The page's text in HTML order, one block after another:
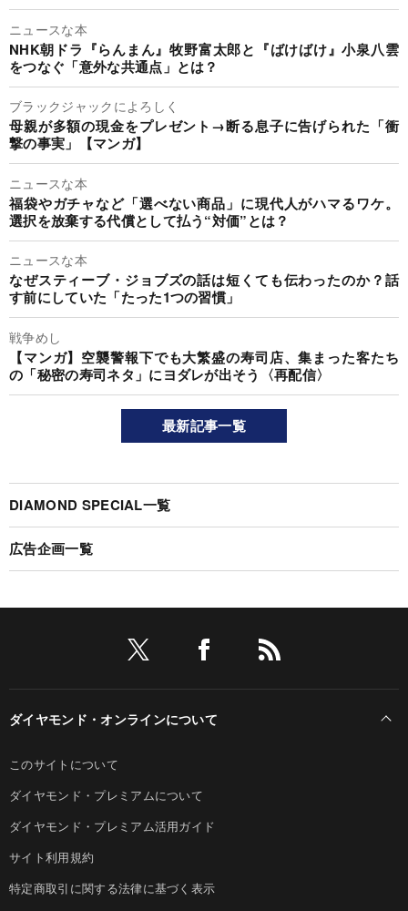
ニュースな本
NHK朝ドラ『らんまん』牧野富太郎と『ばけばけ』小泉八雲
をつなぐ「意外な共通点」とは？
ブラックジャックによろしく
母親が多額の現金をプレゼント→断る息子に告げられた「衝
撃の事実」【マンガ】
ニュースな本
福袋やガチャなど「選べない商品」に現代人がハマるワケ。
選択を放棄する代償として払う“対価”とは？
ニュースな本
なぜスティーブ・ジョブズの話は短くても伝わったのか？話
す前にしていた「たった1つの習慣」
戦争めし
【マンガ】空襲警報下でも大繁盛の寿司店、集まった客たち
の「秘密の寿司ネタ」にヨダレが出そう〈再配信〉
最新記事一覧
DIAMOND SPECIAL一覧
広告企画一覧
ダイヤモンド・オンラインについて
このサイトについて
ダイヤモンド・プレミアムについて
ダイヤモンド・プレミアム活用ガイド
サイト利用規約
特定商取引に関する法律に基づく表示